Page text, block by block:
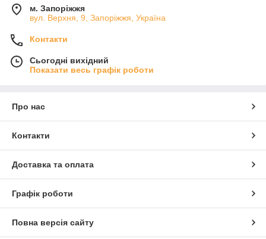
м. Запоріжжя
вул. Верхня, 9, Запоріжжя, Україна
Контакти
Сьогодні вихідний
Показати весь графік роботи
Про нас
Контакти
Доставка та оплата
Графік роботи
Повна версія сайту